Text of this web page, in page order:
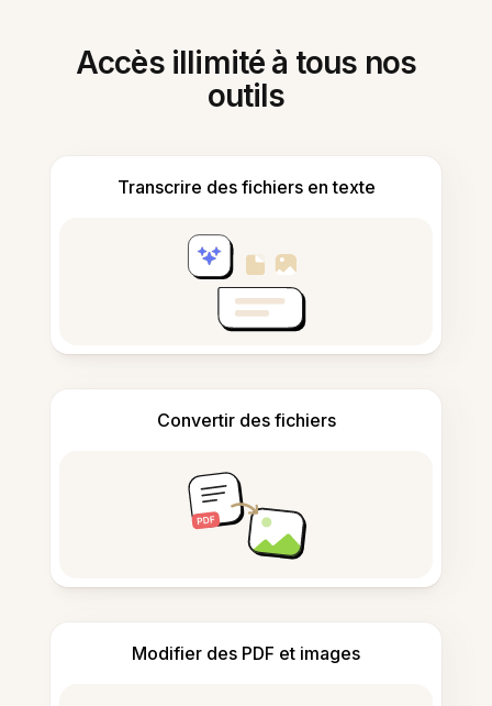
Accès illimité à tous nos
outils
Transcrire des fichiers en texte
Convertir des fichiers
Modifier des PDF et images